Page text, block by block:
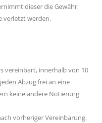
dieser die Gewähr,
verletzt werden.
vereinbart, innerhalb von 10
Abzug frei an eine
keine andere Notierung
vorheriger Vereinbarung.